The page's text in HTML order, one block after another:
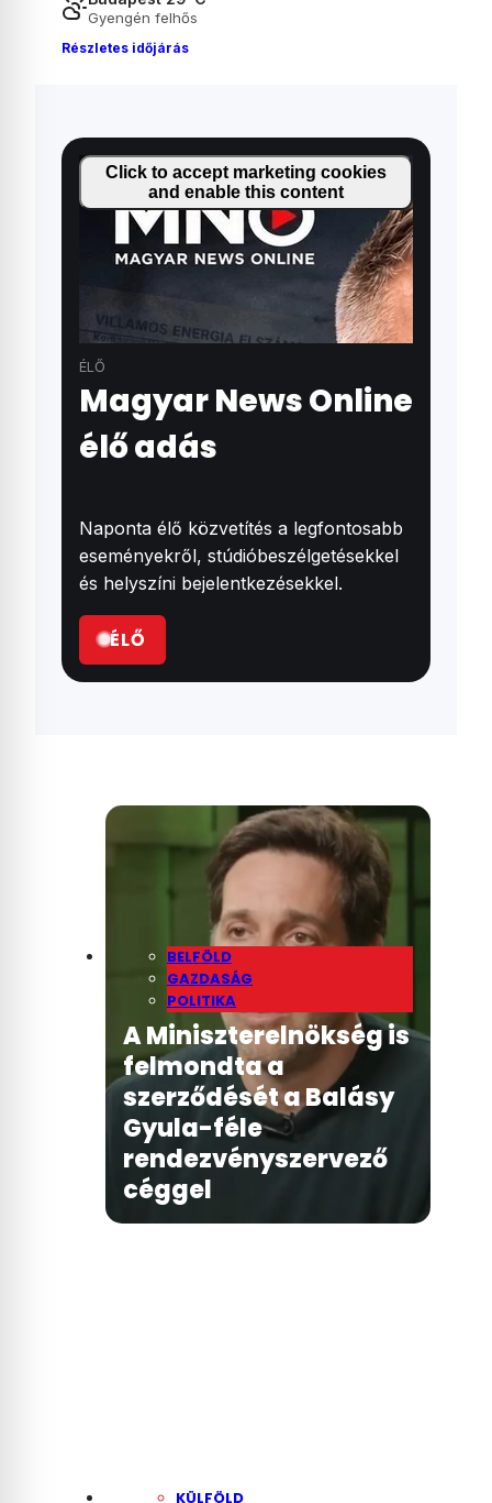
Gyengén felhős
Részletes időjárás
Click to accept marketing cookies
and enable this content
ÉLŐ
Magyar News Online
élő adás
Naponta élő közvetítés a legfontosabb
eseményekről, stúdióbeszélgetésekkel
és helyszíni bejelentkezésekkel.
ÉLŐ
BELFÖLD
GAZDASÁG
POLITIKA
A Miniszterelnökség is
felmondta a
szerződését a Balásy
Gyula-féle
rendezvényszervező
céggel
KÜLFÖLD